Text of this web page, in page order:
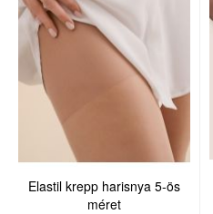
Elastil krepp harisnya 5-ös
méret